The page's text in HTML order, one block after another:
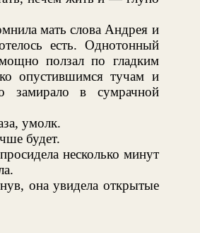
мать слова Андрея и
есть. Однотонный
ползал по гладким
опустившимся тучам и
замирало в сумрачной
умолк.
будет.
несколько минут
она увидела открытые